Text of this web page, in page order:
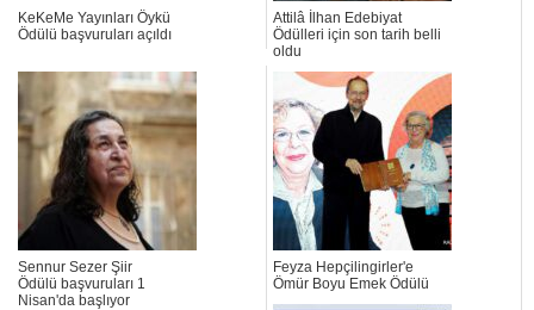
KeKeMe Yayınları Öykü
Ödülü başvuruları açıldı
Attilâ İlhan Edebiyat
Ödülleri için son tarih belli
oldu
Sennur Sezer Şiir
Ödülü başvuruları 1
Nisan'da başlıyor
Feyza Hepçilingirler'e
Ömür Boyu Emek Ödülü